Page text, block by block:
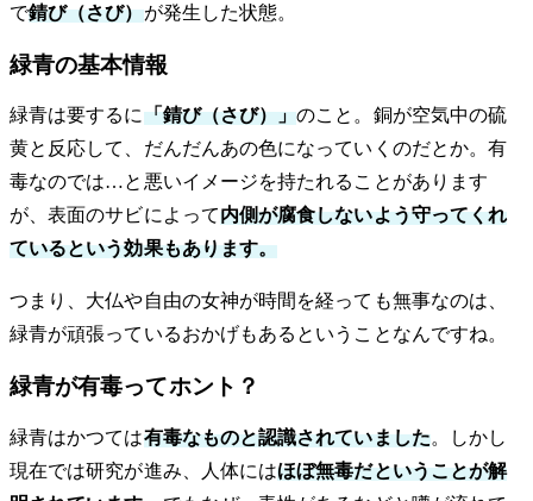
で錆び（さび）が発生した状態。
緑青の基本情報
緑青は要するに「錆び（さび）」のこと。銅が空気中の硫
黄と反応して、だんだんあの色になっていくのだとか。有
毒なのでは…と悪いイメージを持たれることがあります
が、表面のサビによって内側が腐食しないよう守ってくれ
ているという効果もあります。
つまり、大仏や自由の女神が時間を経っても無事なのは、
緑青が頑張っているおかげもあるということなんですね。
緑青が有毒ってホント？
緑青はかつては有毒なものと認識されていました。しかし
現在では研究が進み、人体にはほぼ無毒だということが解